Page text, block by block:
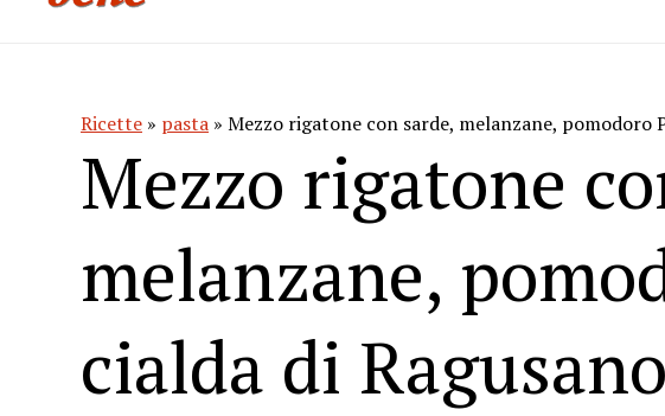
Ricette » pasta » Mezzo rigatone con sarde, melanzane, pomodoro
Mezzo rigatone
melanzane,
cialda di Ragusano